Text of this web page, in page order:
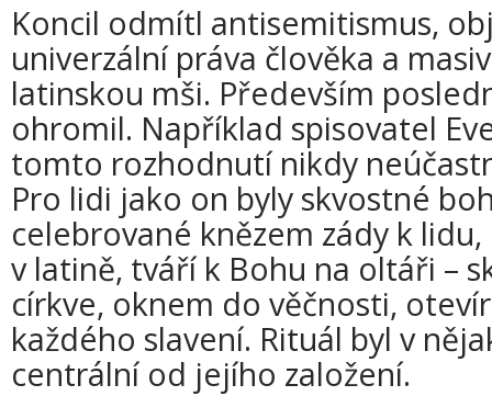
Koncil odmítl antisemitismus,
univerzální práva člověka a
latinskou mši. Především
ohromil. Například spisovatel
tomto rozhodnutí nikdy
Pro lidi jako on byly skvostné
celebrované knězem zády k
v latině, tváří k Bohu na oltáři –
církve, oknem do věčnosti,
každého slavení. Rituál byl v
centrální od jejího založení.